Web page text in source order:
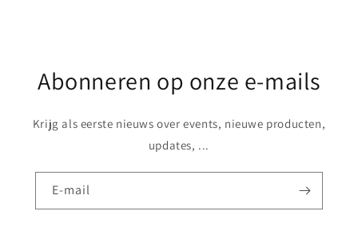
Abonneren op onze e-mails
Krijg als eerste nieuws over events, nieuwe producten,
updates, ...
E‑mail